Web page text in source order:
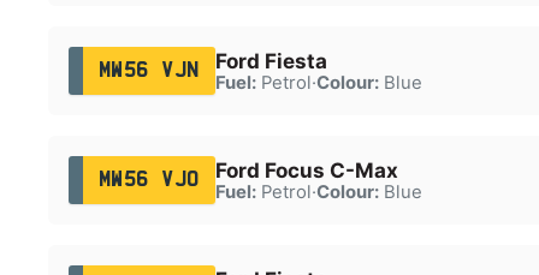
MW56 VJN Ford Fiesta
Fuel:Petrol·Colour:Blue
MW56 VJO Ford Focus C-Max
Fuel:Petrol·Colour:Blue